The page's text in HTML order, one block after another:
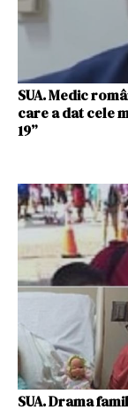
SUA. Medic
care a dat cele
19”
SUA. Drama